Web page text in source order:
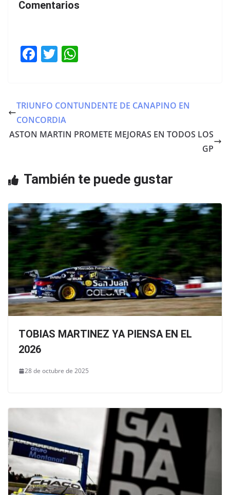
Comentarios
F
e
b
o
T
er s
p
TRIUNFO CONTUNDENTE DE CANAPINO EN
CONCORDIA
ASTON MARTIN PROMETE MEJORAS EN TODOS LOS
GP
También te puede gustar
TOBIAS MARTINEZ YA PIENSA EN EL
2026
28 de octubre de 2025